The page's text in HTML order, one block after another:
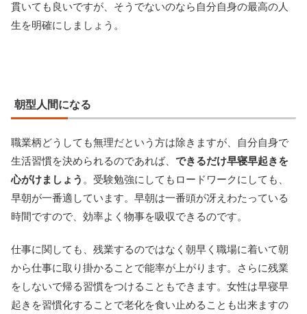
貫いても良いですが、そうでないのなら自分自身の最高の人
生を明確にしましょう。
朝型人間になる
職業柄どうしても無理だという方は除きますが、自分自身で
生活習慣を決められるのであれば、 できるだけ早寝早起きを
心がけましょう 。受験勉強にしてもロードワークにしても、
早朝が一番適しています。早朝は一番頭が冴えわたっている
時間ですので、効率よく物事を吸収できるのです。
仕事に関しても、残業するのではなく朝早く職場に着いて朝
から仕事に取り掛かることで能率が上がります。さらに残業
をしないで帰る習慣をつけることもできます。女性は早寝早
起きを習慣化することで老化を食い止めることも出来ますの